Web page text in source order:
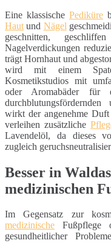
Eine klassische Pediküre
Haut und Nägel
geschnitten,
Nagelverdickungen
trägt Hornhaut und
wird mit einem
Kosmetikstudios mit
oder Aromabäder für
wirkt der angenehme
verleihen zusätzliche
Lavendelöl, da dieses
zugleich
Besser in
medizinischen
Im Gegensatz zur
medizinische Fußpflege
gesundheitlicher